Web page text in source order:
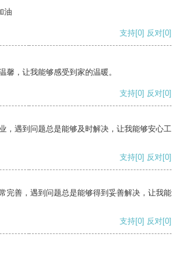
油
支持[0] 反对[0]
馨，让我能够感受到家的温暖。
支持[0] 反对[0]
，遇到问题总是能够及时解决，让我能够安心工
支持[0] 反对[0]
完善，遇到问题总是能够得到妥善解决，让我能
支持[0] 反对[0]